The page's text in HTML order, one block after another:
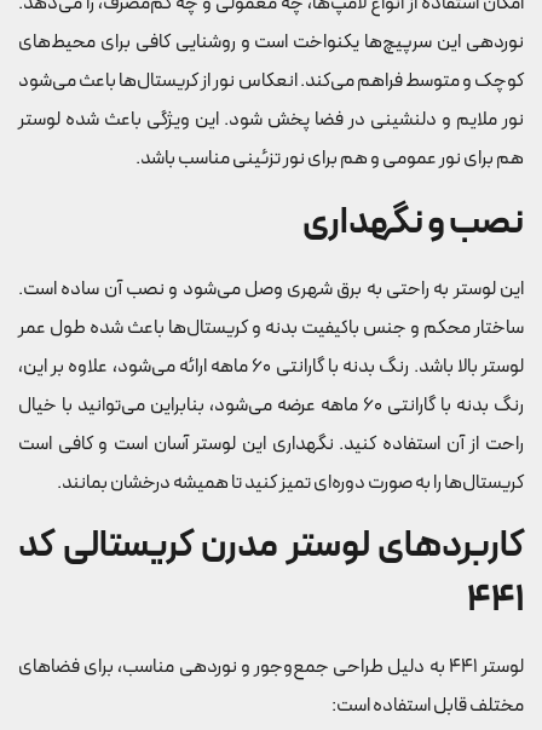
نوردهی این سرپیچ‌ها یکنواخت است و روشنایی کافی برای محیط‌های
کوچک و متوسط فراهم می‌کند. انعکاس نور از کریستال‌ها باعث می‌شود
نور ملایم و دلنشینی در فضا پخش شود. این ویژگی باعث شده لوستر
هم برای نور عمومی و هم برای نور تزئینی مناسب باشد.
نصب و نگهداری
این لوستر به راحتی به برق شهری وصل می‌شود و نصب آن ساده است.
ساختار محکم و جنس باکیفیت بدنه و کریستال‌ها باعث شده طول عمر
لوستر بالا باشد. رنگ بدنه با گارانتی ۶۰ ماهه ارائه می‌شود، علاوه بر این،
رنگ بدنه با گارانتی ۶۰ ماهه عرضه می‌شود، بنابراین می‌توانید با خیال
راحت از آن استفاده کنید. نگهداری این لوستر آسان است و کافی است
کریستال‌ها را به صورت دوره‌ای تمیز کنید تا همیشه درخشان بمانند.
کاربردهای لوستر مدرن کریستالی کد
441
لوستر 441 به دلیل طراحی جمع‌وجور و نوردهی مناسب، برای فضاهای
مختلف قابل استفاده است: